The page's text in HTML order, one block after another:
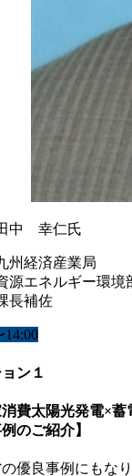
中 幸仁氏
州経済産業局
源エネルギー環境
長補佐
14:00
ン１
消費太陽光発電×
のご紹介】
優良事例にもな